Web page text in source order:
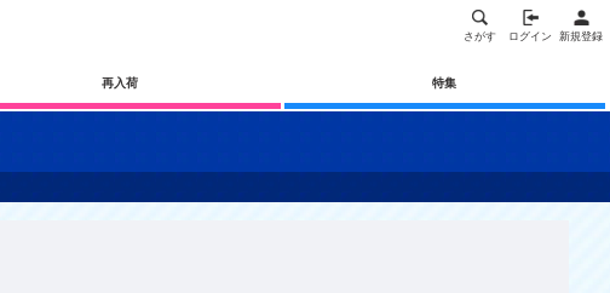
さがす ログイン 新規登録
再入荷 特集